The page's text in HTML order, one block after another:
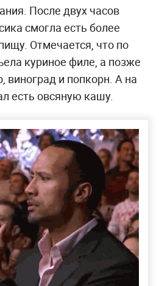
После двух часов
смогла есть более
Отмечается, что по
куриное филе, а позже
виноград и попкорн. А на
есть овсяную кашу.